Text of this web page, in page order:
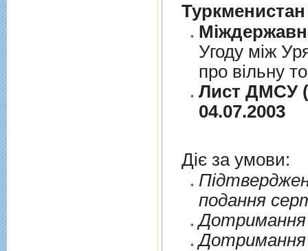
Туркменистан
Угоду між
про вільну
Лист ДМСУ
04.07.2003
Діє за умови:
подання
Дотримання
Дотримання